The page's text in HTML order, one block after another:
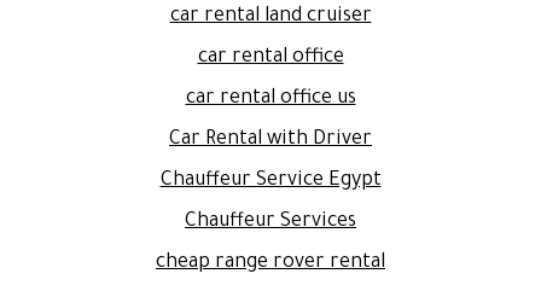
car rental land cruiser
car rental office
car rental office us
Car Rental with Driver
Chauffeur Service Egypt
Chauffeur Services
cheap range rover rental